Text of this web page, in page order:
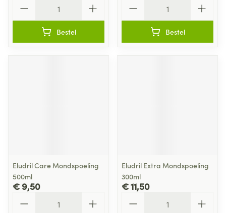
Bestel Bestel
Eludril Care Mondspoeling
500ml
€ 9,50
Eludril Extra Mondspoeling
300ml
€ 11,50